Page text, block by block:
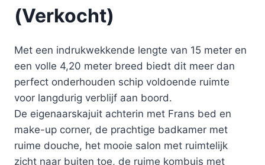
(Verkocht)
Met een indrukwekkende lengte van 15 meter en
een volle 4,20 meter breed biedt dit meer dan
perfect onderhouden schip voldoende ruimte
voor langdurig verblijf aan boord.
De eigenaarskajuit achterin met Frans bed en
make-up corner, de prachtige badkamer met
ruime douche, het mooie salon met ruimtelijk
zicht naar buiten toe, de ruime kombuis met